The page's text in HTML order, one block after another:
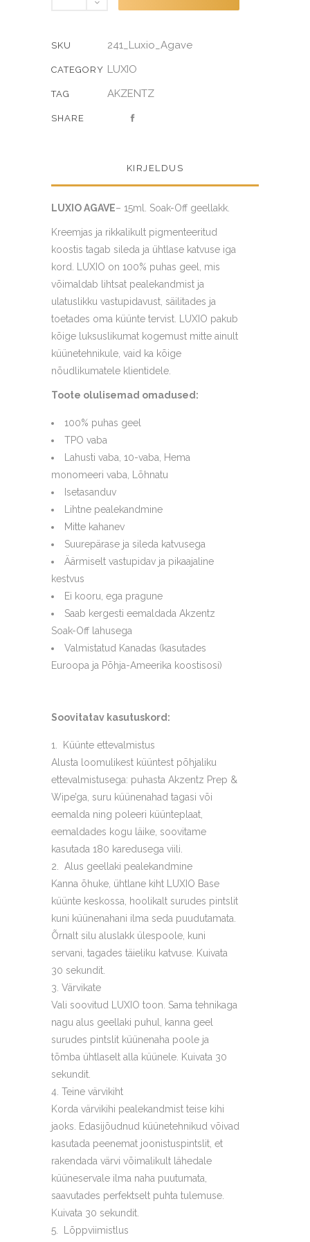
SKU 241_Luxio_Agave
CATEGORY LUXIO
TAG AKZENTZ
SHARE
KIRJELDUS
LUXIO AGAVE– 15ml. Soak-Off geellakk.
Kreemjas ja rikkalikult pigmenteeritud
koostis tagab sileda ja ühtlase katvuse iga
kord. LUXIO on 100% puhas geel, mis
võimaldab lihtsat pealekandmist ja
ulatuslikku vastupidavust, säilitades ja
toetades oma küünte tervist. LUXIO pakub
kõige luksuslikumat kogemust mitte ainult
küünetehnikule, vaid ka kõige
nõudlikumatele klientidele.
Toote olulisemad omadused:
100% puhas geel
TPO vaba
Lahusti vaba, 10-vaba, Hema
monomeeri vaba, Lõhnatu
Isetasanduv
Lihtne pealekandmine
Mitte kahanev
Suurepärase ja sileda katvusega
Äärmiselt vastupidav ja pikaajaline
kestvus
Ei kooru, ega pragune
Saab kergesti eemaldada Akzentz
Soak-Off lahusega
Valmistatud Kanadas (kasutades
Euroopa ja Põhja-Ameerika koostisosi)
Soovitatav kasutuskord:
Küünte ettevalmistus
Alusta loomulikest küüntest põhjaliku
ettevalmistusega: puhasta Akzentz Prep &
Wipe’ga, suru küünenahad tagasi või
eemalda ning poleeri küünteplaat,
eemaldades kogu läike, soovitame
kasutada 180 karedusega viili.
Alus geellaki pealekandmine
Kanna õhuke, ühtlane kiht LUXIO Base
küünte keskossa, hoolikalt surudes pintslit
kuni küünenahani ilma seda puudutamata.
Õrnalt silu aluslakk ülespoole, kuni
servani, tagades täieliku katvuse. Kuivata
30 sekundit.
Värvikate
Vali soovitud LUXIO toon. Sama tehnikaga
nagu alus geellaki puhul, kanna geel
surudes pintslit küünenaha poole ja
tõmba ühtlaselt alla küünele. Kuivata 30
sekundit.
Teine värvikiht
Korda värvikihi pealekandmist teise kihi
jaoks. Edasijõudnud küünetehnikud võivad
kasutada peenemat joonistuspintslit, et
rakendada värvi võimalikult lähedale
küüneservale ilma naha puutumata,
saavutades perfektselt puhta tulemuse.
Kuivata 30 sekundit.
Lõppviimistlus